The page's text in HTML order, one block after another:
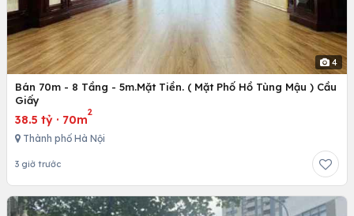
4
Bán 70m - 8 Tầng - 5m.Mặt Tiền. ( Mặt Phố Hồ Tùng Mậu ) Cầu
Giấy
38.5 tỷ · 70m
2
Thành phố Hà Nội
3 giờ trước